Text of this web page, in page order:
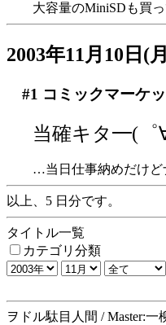
大容量のMiniSDも買
2003年11月10日(
#1 コミックマーケ
当確キタ━(
…当日仕事納めだけど
以上、5 日分です。
タイトル一覧
カテゴリ分類
ヲドル駄目人間 / Master:一